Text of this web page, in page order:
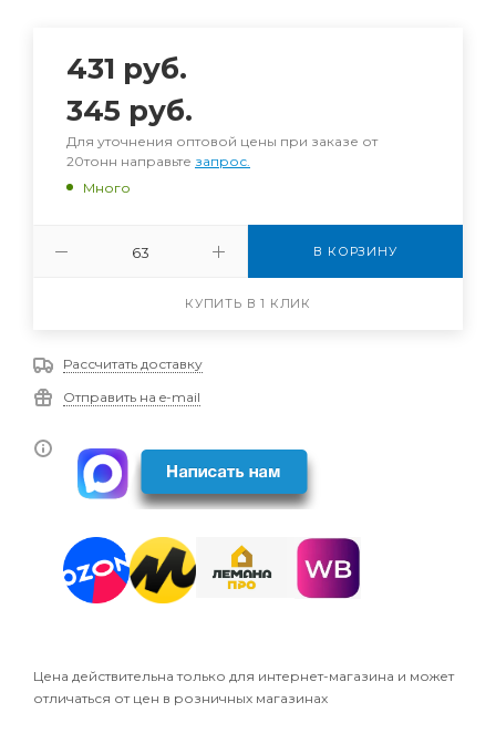
431 руб.
345 руб.
Для уточнения оптовой цены при заказе от
20тонн направьте запрос.
Много
В КОРЗИНУ
КУПИТЬ В 1 КЛИК
Рассчитать доставку
Отправить на e-mail
Цена действительна только для интернет-магазина и может
отличаться от цен в розничных магазинах